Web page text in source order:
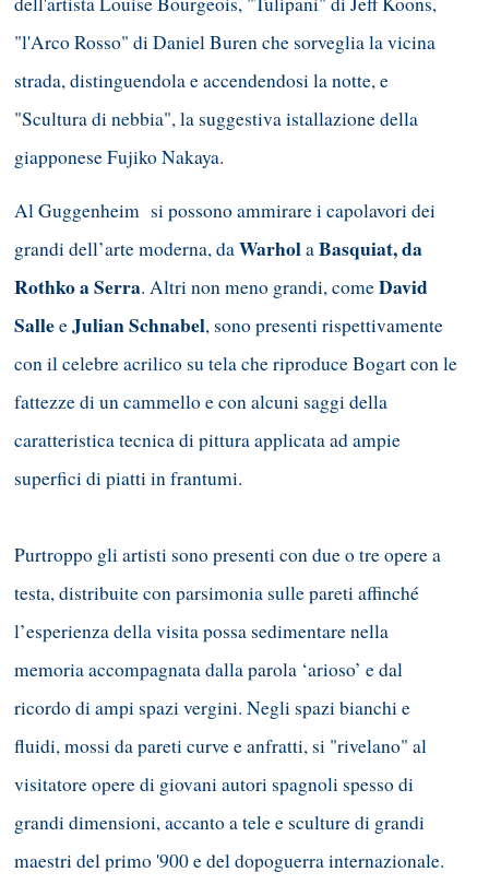
"l'Arco Rosso" di Daniel Buren che sorveglia la vicina
strada, distinguendola e accendendosi la notte, e
"Scultura di nebbia", la suggestiva istallazione della
giapponese Fujiko Nakaya.
Al Guggenheim si possono ammirare i capolavori dei
grandi dell’arte moderna, daWarholaBasquiat, da
Rothko a Serra. Altri non meno grandi, comeDavid
SalleeJulian Schnabel, sono presenti rispettivamente
con il celebre acrilico su tela che riproduce Bogart con le
fattezze di un cammello e con alcuni saggi della
caratteristica tecnica di pittura applicata ad ampie
superfici di piatti in frantumi.
Purtroppo gli artisti sono presenti con due o tre opere a
testa, distribuite con parsimonia sulle pareti affinché
l’esperienza della visita possa sedimentare nella
memoria accompagnata dalla parola ‘arioso’ e dal
ricordo di ampi spazi vergini. Negli spazi bianchi e
fluidi, mossi da pareti curve e anfratti, si "rivelano" al
visitatore opere di giovani autori spagnoli spesso di
grandi dimensioni, accanto a tele e sculture di grandi
maestri del primo '900 e del dopoguerra internazionale.